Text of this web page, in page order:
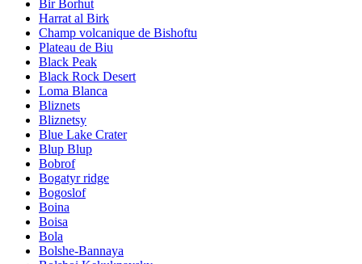
Bir Borhut
Harrat al Birk
Champ volcanique de Bishoftu
Plateau de Biu
Black Peak
Black Rock Desert
Loma Blanca
Bliznets
Bliznetsy
Blue Lake Crater
Blup Blup
Bobrof
Bogatyr ridge
Bogoslof
Boina
Boisa
Bola
Bolshe-Bannaya